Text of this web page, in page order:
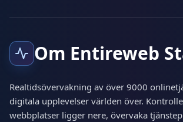
Om Entireweb
Realtidsövervakning av över 9000
digitala upplevelser världen över.
webbplatser ligger nere, övervaka